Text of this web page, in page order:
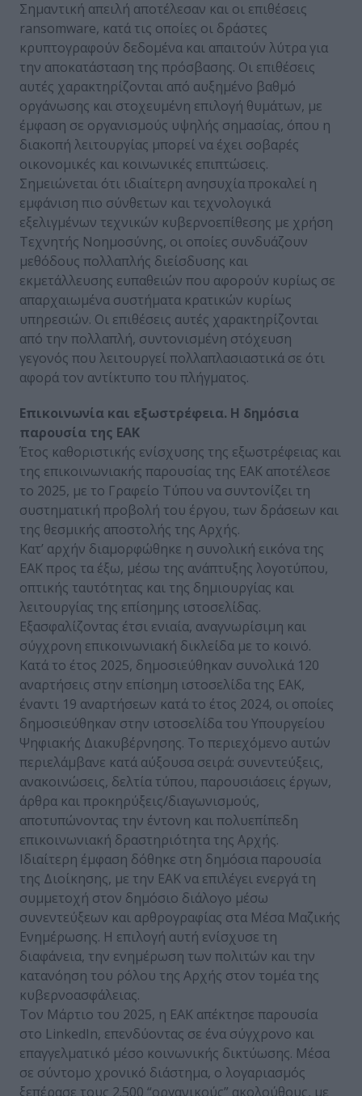
Σημαντική απειλή αποτέλεσαν και οι επιθέσεις
ransomware, κατά τις οποίες οι δράστες
κρυπτογραφούν δεδομένα και απαιτούν λύτρα για
την αποκατάσταση της πρόσβασης. Οι επιθέσεις
αυτές χαρακτηρίζονται από αυξημένο βαθμό
οργάνωσης και στοχευμένη επιλογή θυμάτων, με
έμφαση σε οργανισμούς υψηλής σημασίας, όπου η
διακοπή λειτουργίας μπορεί να έχει σοβαρές
οικονομικές και κοινωνικές επιπτώσεις.
Σημειώνεται ότι ιδιαίτερη ανησυχία προκαλεί η
εμφάνιση πιο σύνθετων και τεχνολογικά
εξελιγμένων τεχνικών κυβερνοεπίθεσης με χρήση
Τεχνητής Νοημοσύνης, οι οποίες συνδυάζουν
μεθόδους πολλαπλής διείσδυσης και
εκμετάλλευσης ευπαθειών που αφορούν κυρίως σε
απαρχαιωμένα συστήματα κρατικών κυρίως
υπηρεσιών. Οι επιθέσεις αυτές χαρακτηρίζονται
από την πολλαπλή, συντονισμένη στόχευση
γεγονός που λειτουργεί πολλαπλασιαστικά σε ότι
αφορά τον αντίκτυπο του πλήγματος.
Επικοινωνία και εξωστρέφεια. Η δημόσια
παρουσία της ΕΑΚ
Έτος καθοριστικής ενίσχυσης της εξωστρέφειας και
της επικοινωνιακής παρουσίας της ΕΑΚ αποτέλεσε
το 2025, με το Γραφείο Τύπου να συντονίζει τη
συστηματική προβολή του έργου, των δράσεων και
της θεσμικής αποστολής της Αρχής.
Κατ’ αρχήν διαμορφώθηκε η συνολική εικόνα της
ΕΑΚ προς τα έξω, μέσω της ανάπτυξης λογοτύπου,
οπτικής ταυτότητας και της δημιουργίας και
λειτουργίας της επίσημης ιστοσελίδας.
Εξασφαλίζοντας έτσι ενιαία, αναγνωρίσιμη και
σύγχρονη επικοινωνιακή δικλείδα με το κοινό.
Κατά το έτος 2025, δημοσιεύθηκαν συνολικά 120
αναρτήσεις στην επίσημη ιστοσελίδα της ΕΑΚ,
έναντι 19 αναρτήσεων κατά το έτος 2024, οι οποίες
δημοσιεύθηκαν στην ιστοσελίδα του Υπουργείου
Ψηφιακής Διακυβέρνησης. Το περιεχόμενο αυτών
περιελάμβανε κατά αύξουσα σειρά: συνεντεύξεις,
ανακοινώσεις, δελτία τύπου, παρουσιάσεις έργων,
άρθρα και προκηρύξεις/διαγωνισμούς,
αποτυπώνοντας την έντονη και πολυεπίπεδη
επικοινωνιακή δραστηριότητα της Αρχής.
Ιδιαίτερη έμφαση δόθηκε στη δημόσια παρουσία
της Διοίκησης, με την ΕΑΚ να επιλέγει ενεργά τη
συμμετοχή στον δημόσιο διάλογο μέσω
συνεντεύξεων και αρθρογραφίας στα Μέσα Μαζικής
Ενημέρωσης. Η επιλογή αυτή ενίσχυσε τη
διαφάνεια, την ενημέρωση των πολιτών και την
κατανόηση του ρόλου της Αρχής στον τομέα της
κυβερνοασφάλειας.
Τον Μάρτιο του 2025, η ΕΑΚ απέκτησε παρουσία
στο LinkedIn, επενδύοντας σε ένα σύγχρονο και
επαγγελματικό μέσο κοινωνικής δικτύωσης. Μέσα
σε σύντομο χρονικό διάστημα, ο λογαριασμός
ξεπέρασε τους 2.500 “οργανικούς” ακολούθους, με